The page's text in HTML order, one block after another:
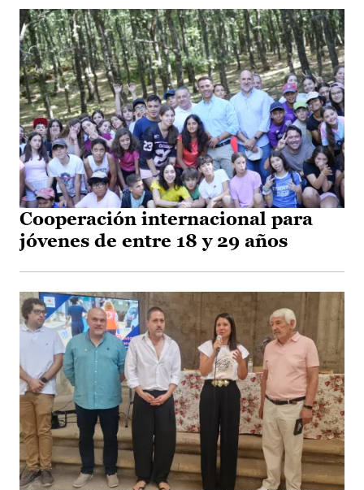
Cooperación internacional para
jóvenes de entre 18 y 29 años